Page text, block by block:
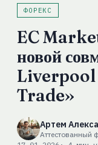
ФОРЕКС
EC
новой
Liverpool
Trade»
Артем
Аттестованный